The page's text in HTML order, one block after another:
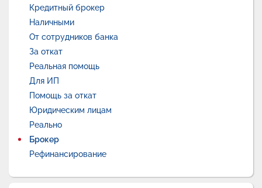
Кредитный брокер
Наличными
От сотрудников банка
За откат
Реальная помощь
Для ИП
Помощь за откат
Юридическим лицам
Реально
Брокер
Рефинансирование